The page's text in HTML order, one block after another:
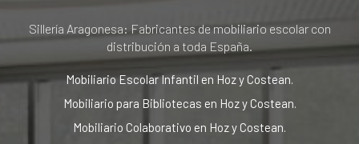
Sillería Aragonesa: Fabricantes de mobiliario escolar con
distribución a toda España.
Mobiliario Escolar Infantil en Hoz y Costean.
Mobiliario para Bibliotecas en Hoz y Costean.
Mobiliario Colaborativo en Hoz y Costean.